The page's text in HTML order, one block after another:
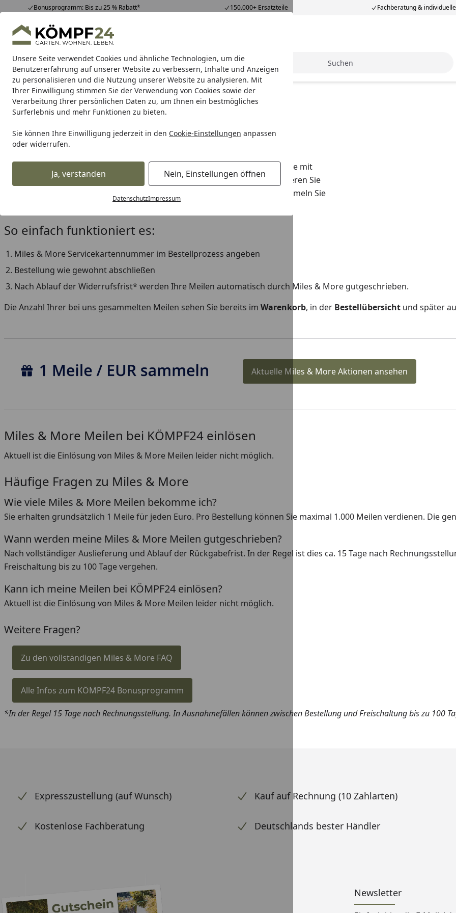
Unsere Seite verwendet Cookies und ähnliche Technologien, um die
Benutzererfahrung auf unserer Website zu verbessern, Inhalte und Anzeigen
zu personalisieren und die Nutzung unserer Website zu analysieren. Mit
Ihrer Einwilligung stimmen Sie der Verwendung von Cookies sowie der
Verarbeitung Ihrer persönlichen Daten zu, um Ihnen ein bestmögliches
Surferlebnis und mehr Funktionen zu bieten.
Sie können Ihre Einwilligung jederzeit in den Cookie-Einstellungen anpassen
oder widerrufen.
Ja, verstanden Nein, Einstellungen öffnen
DatenschutzImpressum
Bonusprogramm: Bis zu 25 % Rabatt* 150.000+ Ersatzteile Fachberatung &
Hotline07051 / 9 22 22
Mo-Fr. 8-16 Uhr 25.963 Bewertungen
Alle Produkte
Alle ProdukteHighlights Tipps & Tricks Suche
Startseite
Miles & More
Einkaufen. Meilen sammeln. Doppelt profitieren.
Ob Gartenhaus, Sauna, Terrassenbelag oder Grill – bei KÖMPF24 können Sie mit
jedem Einkauf wertvolleMiles & More Meilen sammeln. Zusätzlich profitieren Sie
selbstverständlich auch von unserem
So sammeln Sie
So einfach funktioniert es:
Miles & More Servicekartennummer im Bestellprozess angeben
Bestellung wie gewohnt abschließen
Nach Ablauf der Widerrufsfrist* werden Ihre Meilen automatisch durch Miles & More gutgeschrieben.
Die Anzahl Ihrer bei uns gesammelten Meilen sehen Sie bereits im Warenkorb, in der Bestellübersicht und später
Aktuelle Miles & More Aktionen ansehen
Miles & More Meilen bei KÖMPF24 einlösen
Aktuell ist die Einlösung von Miles & More Meilen leider nicht möglich.
Häufige Fragen zu Miles & More
Wie viele Miles & More Meilen bekomme ich?
Sie erhalten grundsätzlich 1 Meile für jeden Euro. Pro Bestellung können Sie maximal 1.000 Meilen verdienen. Die
Wann werden meine Miles & More Meilen gutgeschrieben?
Nach vollständiger Auslieferung und Ablauf der Rückgabefrist. In der Regel ist dies ca. 15 Tage nach
Freischaltung bis zu 100 Tage vergehen.
Kann ich meine Meilen bei KÖMPF24 einlösen?
Aktuell ist die Einlösung von Miles & More Meilen leider nicht möglich.
Weitere Fragen?
Zu den vollständigen Miles & More FAQ
Alle Infos zum KÖMPF24 Bonusprogramm
*In der Regel 15 Tage nach Rechnungsstellung. In Ausnahmefällen können zwischen Bestellung und Freischaltung bis zu 100
Expresszustellung (auf Wunsch) Kauf auf Rechnung (10 Zahlarten)
Kostenlose Fachberatung Deutschlands bester Händler
Newsletter